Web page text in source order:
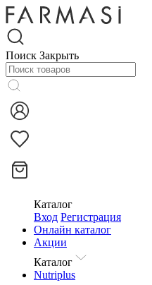
Поиск Закрыть
Каталог
Вход Регистрация
Онлайн каталог
Акции
Каталог
Nutriplus